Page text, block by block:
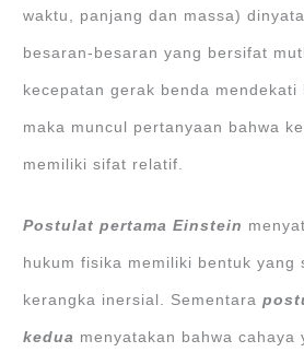
waktu, panjang dan massa)
besaran-besaran yang bersifat
kecepatan gerak benda mendekati
maka muncul pertanyaan bahwa
memiliki sifat relatif.
Postulat pertama Einstein
hukum fisika memiliki bentuk yang
kerangka inersial. Sementara
kedua menyatakan bahwa cahaya